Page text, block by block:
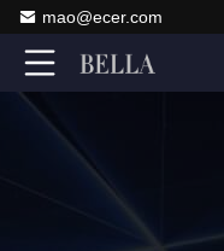
mao@ecer.com